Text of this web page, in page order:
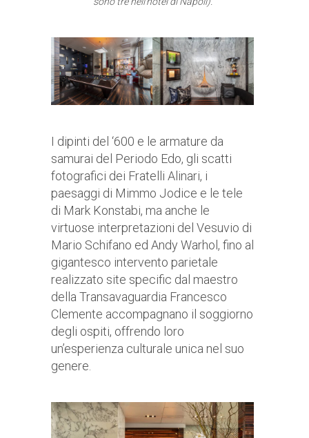
I dipinti del ‘600 e le armature da
samurai del Periodo Edo, gli scatti
fotografici dei Fratelli Alinari, i
paesaggi di Mimmo Jodice e le tele
di Mark Konstabi, ma anche le
virtuose interpretazioni del Vesuvio di
Mario Schifano ed Andy Warhol, fino al
gigantesco intervento parietale
realizzato site specific dal maestro
della Transavaguardia Francesco
Clemente accompagnano il soggiorno
degli ospiti, offrendo loro
un’esperienza culturale unica nel suo
genere.